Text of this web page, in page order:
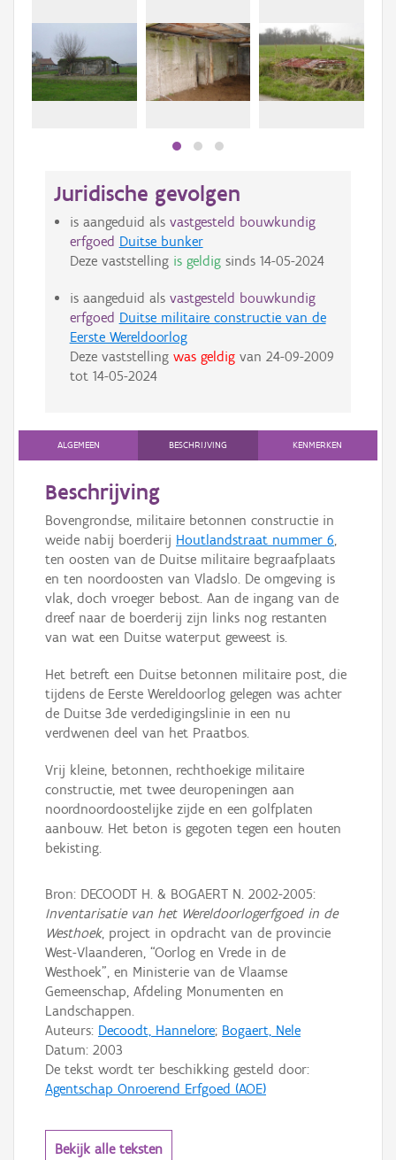
Juridische gevolgen
is aangeduid als vastgesteld bouwkundig
erfgoed Duitse bunker
Deze vaststelling is geldigsinds 14-05-2024
is aangeduid als vastgesteld bouwkundig
erfgoed Duitse militaire constructie van de
Eerste Wereldoorlog
Deze vaststelling was geldigvan 24-09-2009
tot 14-05-2024
ALGEMEEN BESCHRIJVING KENMERKEN
Beschrijving
Bovengrondse, militaire betonnen constructie in
weide nabij boerderij Houtlandstraat nummer 6,
ten oosten van de Duitse militaire begraafplaats
en ten noordoosten van Vladslo. De omgeving is
vlak, doch vroeger bebost. Aan de ingang van de
dreef naar de boerderij zijn links nog restanten
van wat een Duitse waterput geweest is.
Het betreft een Duitse betonnen militaire post, die
tijdens de Eerste Wereldoorlog gelegen was achter
de Duitse 3de verdedigingslinie in een nu
verdwenen deel van het Praatbos.
Vrij kleine, betonnen, rechthoekige militaire
constructie, met twee deuropeningen aan
noordnoordoostelijke zijde en een golfplaten
aanbouw. Het beton is gegoten tegen een houten
bekisting.
Bron: DECOODT H. & BOGAERT N. 2002-2005:
Inventarisatie van het Wereldoorlogerfgoed in de
Westhoek, project in opdracht van de provincie
West-Vlaanderen, “Oorlog en Vrede in de
Westhoek”, en Ministerie van de Vlaamse
Gemeenschap, Afdeling Monumenten en
Landschappen.
Auteurs: Decoodt, Hannelore; Bogaert, Nele
Datum: 2003
De tekst wordt ter beschikking gesteld door:
Agentschap Onroerend Erfgoed (AOE)
Bekijk alle teksten